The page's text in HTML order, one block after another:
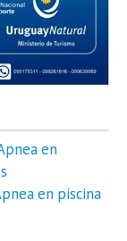
en
en piscina